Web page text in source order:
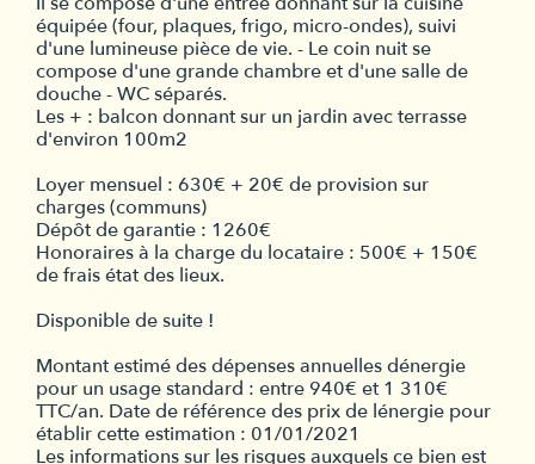
équipée (four, plaques, frigo, micro-ondes), suivi
d'une lumineuse pièce de vie. - Le coin nuit se
compose d'une grande chambre et d'une salle de
douche - WC séparés.
Les + : balcon donnant sur un jardin avec terrasse
d'environ 100m2
Loyer mensuel : 630€ + 20€ de provision sur
charges (communs)
Dépôt de garantie : 1260€
Honoraires à la charge du locataire : 500€ + 150€
de frais état des lieux.
Disponible de suite !
Montant estimé des dépenses annuelles dénergie
pour un usage standard : entre 940€ et 1 310€
TTC/an. Date de référence des prix de lénergie pour
établir cette estimation : 01/01/2021
Les informations sur les risques auxquels ce bien est